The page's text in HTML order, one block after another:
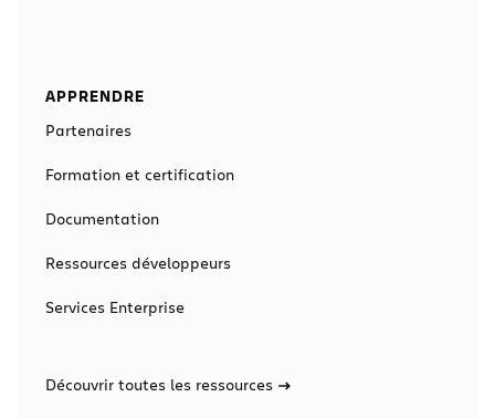
APPRENDRE
Partenaires
Formation et certification
Documentation
Ressources développeurs
Services Enterprise
Découvrir toutes les ressources